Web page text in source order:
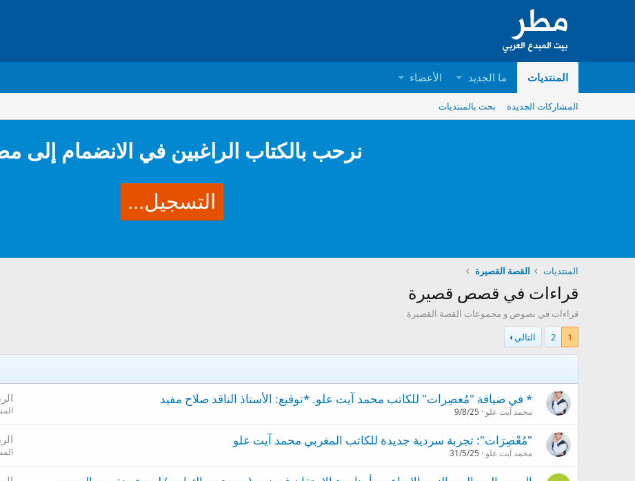
المنتديات ما الجديد الأعضاء
المشاركات الجديدة بحث بالمنتديات
نرحب بالكتاب الراغبين في الانضمام إلى
التسجيل...
المنتديات القصة القصيرة
قراءات في قصص قصيرة
قراءات في نصوص و مجموعات القصة القصيرة
1
2 التالي
* في ضيافة "مُعصِرات" للكاتب محمد آيت علو. *توقيع: الأستاذ الناقد صلاح مفيد
محمد آيت علو 9/8/25
"مُعْصِرَات": تجربة سردية جديدة للكاتب المغربي محمد آيت علو
محمد آيت علو 31/5/25